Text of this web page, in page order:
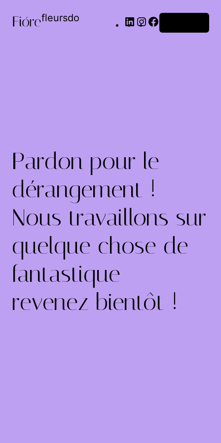
fleursdo
Pardon pour le
dérangement !
Nous travaillons sur
quelque chose de
fantastique –
revenez bientôt !